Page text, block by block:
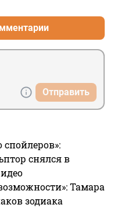
Отправить
снялся в
Тамара
зодиака